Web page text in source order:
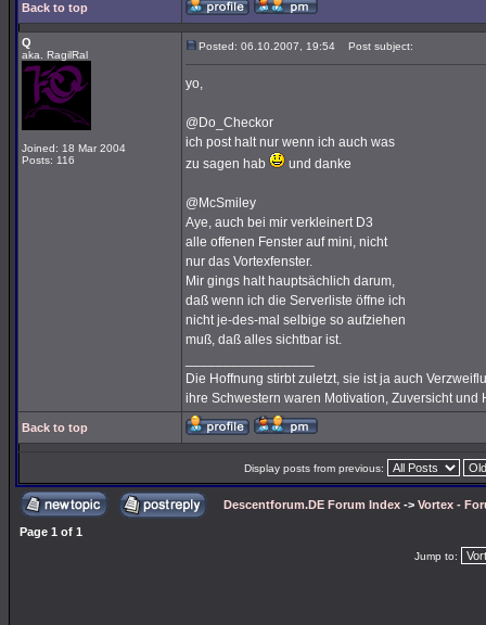
Back to top
Q
aka. RagilRal
Joined: 18 Mar 2004
Posts: 116
Posted: 06.10.2007, 19:54 Post subject:
yo,
@Do_Checkor
ich post halt nur wenn ich auch was
zu sagen hab
und danke
@McSmiley
Aye, auch bei mir verkleinert D3
alle offenen Fenster auf mini, nicht
nur das Vortexfenster.
Mir gings halt hauptsächlich darum,
daß wenn ich die Serverliste öffne ich
nicht je-des-mal selbige so aufziehen
muß, daß alles sichtbar ist.
Die Hoffnung stirbt zuletzt, sie ist ja auch
ihre Schwestern waren Motivation, Zuversicht und
Back to top
Display posts from previous:
Descentforum.DE Forum Index -> Vortex -
Page 1 of 1
Jump to: